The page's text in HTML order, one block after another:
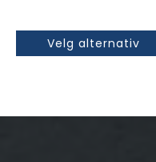
Velg alternativ